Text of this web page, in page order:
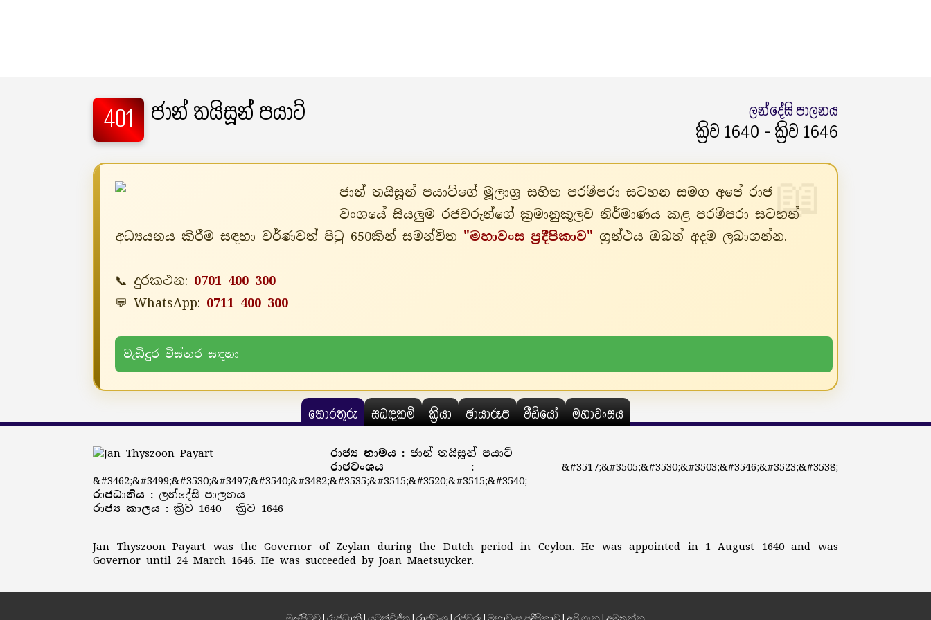
401 ජාන් තයිසූන් පයාට් ලන්දේසි පාලනය
ක්‍රිව 1640 - ක්‍රිව 1646
ජාන් තයිසූන් පයාට්ගේ මූලාශ්‍ර සහිත පරම්පරා සටහන සමග අපේ රාජ
වංශයේ සියලුම රජවරුන්ගේ ක්‍රමානුකූලව නිර්මාණය කළ පරම්පරා සටහන්
අධ්‍යයනය කිරීම සඳහා වර්ණවත් පිටු 650කින් සමන්විත "මහාවංස ප්‍රදීපිකාව" ග්‍රන්ථය ඔබත් අදම ලබාගන්න.
📞 දුරකථන: 0701 400 300
💬 WhatsApp: 0711 400 300
වැඩිදුර විස්තර සඳහා
තොරතුරු සබඳකම් ක්‍රියා ඡායාරූප වීඩියෝ මහාවංසය
රාජ්‍ය නාමය : ජාන් තයිසූන් පයාට්
රාජවංශය : &#3517;&#3505;&#3530;&#3503;&#3546;&#3523;&#3538;
&#3462;&#3499;&#3530;&#3497;&#3540;&#3482;&#3535;&#3515;&#3520;&#3515;&#3540;
රාජධානිය : ලන්දේසි පාලනය
රාජ්‍ය කාලය :ක්‍රිව 1640 - ක්‍රිව 1646
Jan Thyszoon Payart was the Governor of Zeylan during the Dutch period in Ceylon. He was appointed in 1 August 1640 and was
Governor until 24 March 1646. He was succeeded by Joan Maetsuycker.